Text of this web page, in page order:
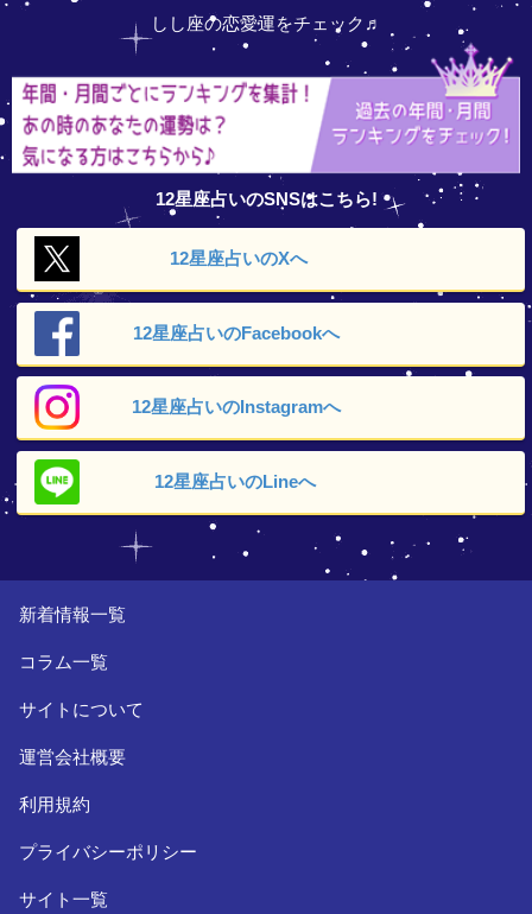
しし座の恋愛運をチェック♬
12星座占いのSNSはこちら!
12星座占いのXへ
12星座占いのFacebookへ
12星座占いのInstagramへ
12星座占いのLineへ
新着情報一覧
コラム一覧
サイトについて
運営会社概要
利用規約
プライバシーポリシー
サイト一覧